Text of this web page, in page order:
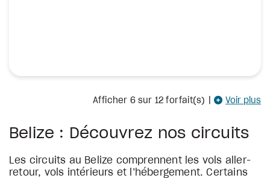
Afficher 6sur 12 forfait(s) Voir plus
Belize : Découvrez nos circuits
Les circuits au Belize comprennent les vols aller-
retour, vols intérieurs et l’hébergement. Certains